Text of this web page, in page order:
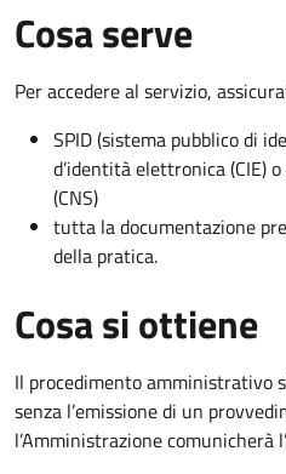
Cosa serve
Per accedere al servizio,
SPID (sistema pubblico di
d’identità elettronica (CIE)
(CNS)
tutta la documentazione
della pratica.
Cosa si ottiene
Il procedimento amministrativo
senza l’emissione di un
l’Amministrazione comunicherà